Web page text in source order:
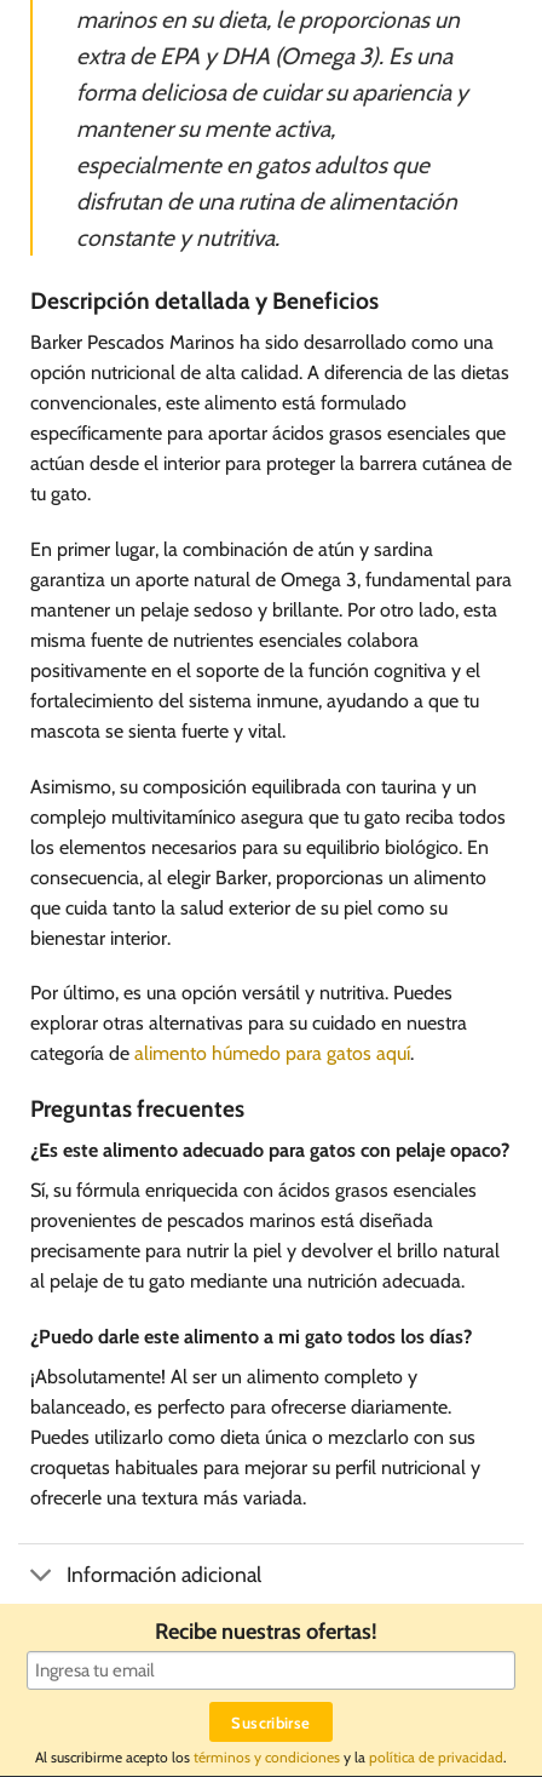
marinos en su dieta, le proporcionas un
extra de EPA y DHA (Omega 3). Es una
forma deliciosa de cuidar su apariencia y
mantener su mente activa,
especialmente en gatos adultos que
disfrutan de una rutina de alimentación
constante y nutritiva.
Descripción detallada y Beneficios
Barker Pescados Marinos ha sido desarrollado como una
opción nutricional de alta calidad. A diferencia de las dietas
convencionales, este alimento está formulado
específicamente para aportar ácidos grasos esenciales que
actúan desde el interior para proteger la barrera cutánea de
tu gato.
En primer lugar, la combinación de atún y sardina
garantiza un aporte natural de Omega 3, fundamental para
mantener un pelaje sedoso y brillante. Por otro lado, esta
misma fuente de nutrientes esenciales colabora
positivamente en el soporte de la función cognitiva y el
fortalecimiento del sistema inmune, ayudando a que tu
mascota se sienta fuerte y vital.
Asimismo, su composición equilibrada con taurina y un
complejo multivitamínico asegura que tu gato reciba todos
los elementos necesarios para su equilibrio biológico. En
consecuencia, al elegir Barker, proporcionas un alimento
que cuida tanto la salud exterior de su piel como su
bienestar interior.
Por último, es una opción versátil y nutritiva. Puedes
explorar otras alternativas para su cuidado en nuestra
categoría de alimento húmedo para gatos aquí.
Preguntas frecuentes
¿Es este alimento adecuado para gatos con pelaje opaco?
Sí, su fórmula enriquecida con ácidos grasos esenciales
provenientes de pescados marinos está diseñada
precisamente para nutrir la piel y devolver el brillo natural
al pelaje de tu gato mediante una nutrición adecuada.
¿Puedo darle este alimento a mi gato todos los días?
¡Absolutamente! Al ser un alimento completo y
balanceado, es perfecto para ofrecerse diariamente.
Puedes utilizarlo como dieta única o mezclarlo con sus
croquetas habituales para mejorar su perfil nutricional y
ofrecerle una textura más variada.
Información adicional
Recibe nuestras ofertas!
Al suscribirme acepto los términos y condiciones y la política de privacidad.